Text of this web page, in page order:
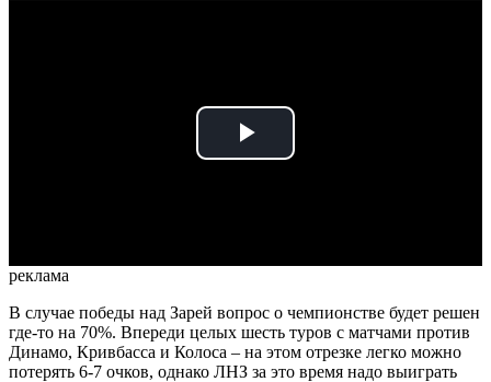
Play
реклама
В случае победы над Зарей вопрос о чемпионстве будет решен
где-то на 70%. Впереди целых шесть туров с матчами против
Динамо, Кривбасса и Колоса – на этом отрезке легко можно
потерять 6-7 очков, однако ЛНЗ за это время надо выиграть